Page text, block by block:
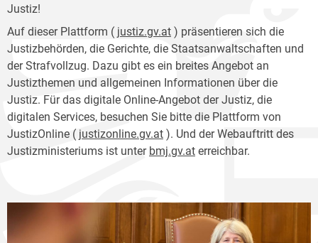
Justiz!
Auf dieser Plattform ( justiz.gv.at ) präsentieren sich die
Justizbehörden, die Gerichte, die Staatsanwaltschaften und
der Strafvollzug. Dazu gibt es ein breites Angebot an
Justizthemen und allgemeinen Informationen über die
Justiz. Für das digitale Online-Angebot der Justiz, die
digitalen Services, besuchen Sie bitte die Plattform von
JustizOnline ( justizonline.gv.at ). Und der Webauftritt des
Justizministeriums ist unter bmj.gv.at erreichbar.